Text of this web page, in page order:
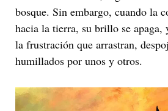
bosque. Sin embargo, cuando la
hacia la tierra, su brillo se
la frustración que arrastran,
humillados por unos y otros.